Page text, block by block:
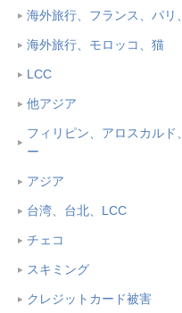
海外旅行、フランス、パリ
海外旅行、モロッコ、猫
LCC
他アジア
フィリピン、アロスカルド
ー
アジア
台湾、台北、LCC
チェコ
スキミング
クレジットカード被害